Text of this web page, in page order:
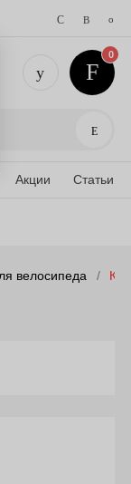
Поиск
+7 (952)
0
Акции Статьи
велосипеда